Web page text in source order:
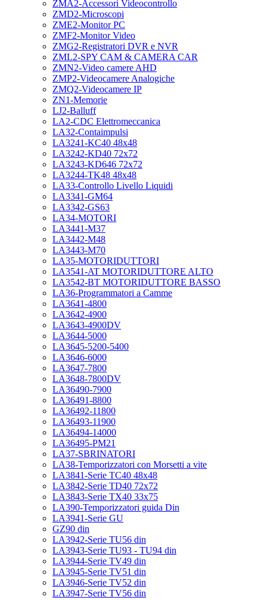
ZMA2-Accessori Videocontrollo
ZMD2-Microscopi
ZME2-Monitor PC
ZMF2-Monitor Video
ZMG2-Registratori DVR e NVR
ZML2-SPY CAM & CAMERA CAR
ZMN2-Video camere AHD
ZMP2-Videocamere Analogiche
ZMQ2-Videocamere IP
ZN1-Memorie
LJ2-Balluff
LA2-CDC Elettromeccanica
LA32-Contaimpulsi
LA3241-KC40 48x48
LA3242-KD40 72x72
LA3243-KD646 72x72
LA3244-TK48 48x48
LA33-Controllo Livello Liquidi
LA3341-GM64
LA3342-GS63
LA34-MOTORI
LA3441-M37
LA3442-M48
LA3443-M70
LA35-MOTORIDUTTORI
LA3541-AT MOTORIDUTTORE ALTO
LA3542-BT MOTORIDUTTORE BASSO
LA36-Programmatori a Camme
LA3641-4800
LA3642-4900
LA3643-4900DV
LA3644-5000
LA3645-5200-5400
LA3646-6000
LA3647-7800
LA3648-7800DV
LA36490-7900
LA36491-8800
LA36492-11800
LA36493-11900
LA36494-14000
LA36495-PM21
LA37-SBRINATORI
LA38-Temporizzatori con Morsetti a vite
LA3841-Serie TC40 48x48
LA3842-Serie TD40 72x72
LA3843-Serie TX40 33x75
LA390-Temporizzatori guida Din
LA3941-Serie GU
GZ90 din
LA3942-Serie TU56 din
LA3943-Serie TU93 - TU94 din
LA3944-Serie TV49 din
LA3945-Serie TV51 din
LA3946-Serie TV52 din
LA3947-Serie TV56 din